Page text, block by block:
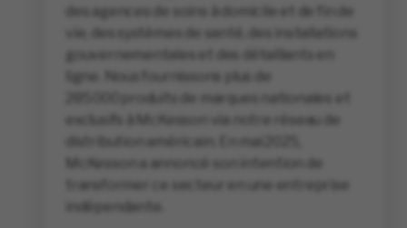
des agences de soins à domicile et de fin de
vie, des systèmes de santé, des installations
gouvernementales et des détaillants en
ligne. Nous fournissons plus de
285 000 produits de marques nationales et
exclusifs à McKesson via notre réseau de
distribution américain. En mai 2025,
McKesson a annoncé son intention de
transformer ce secteur en une entreprise
indépendante.